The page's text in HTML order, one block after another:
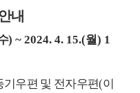
내
) ~ 2024. 4. 15.(월) 1
기우편 및 전자우편(이